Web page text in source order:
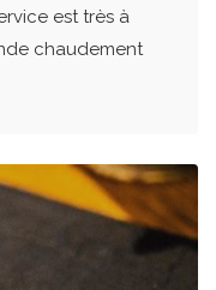
est très à
chaudement